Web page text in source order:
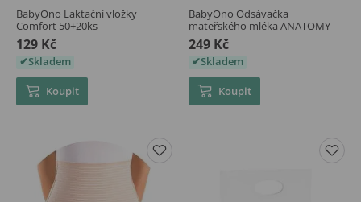
BabyOno Laktační vložky
Comfort 50+20ks
129 Kč
Skladem
Koupit
BabyOno Odsávačka
mateřského mléka ANATOMY
249 Kč
Skladem
Koupit